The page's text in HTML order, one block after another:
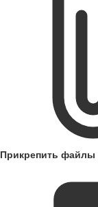
Прикрепить файлы